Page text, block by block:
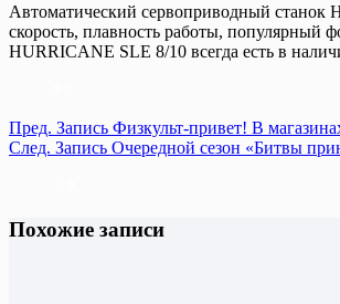
Автоматический сервоприводный станок
скорость, плавность работы,
HURRICANE SLE 8/10 всегда есть в
Пред. Запись Физкульт-привет! В
След. Запись Очередной сезон «Битвы
Похожие записи